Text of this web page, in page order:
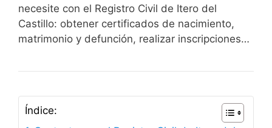
necesite con el Registro Civil de Itero del
Castillo: obtener certificados de nacimiento,
matrimonio y defunción, realizar inscripciones…
Índice: